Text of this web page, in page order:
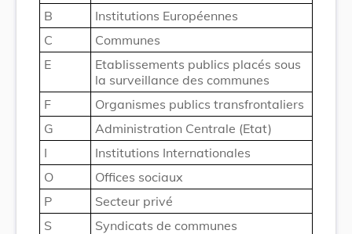
B
Institutions Européennes
C
Communes
E
Etablissements publics placés sous
la surveillance des communes
F
Organismes publics transfrontaliers
G
Administration Centrale (Etat)
I
Institutions Internationales
O
Offices sociaux
P
Secteur privé
S
Syndicats de communes